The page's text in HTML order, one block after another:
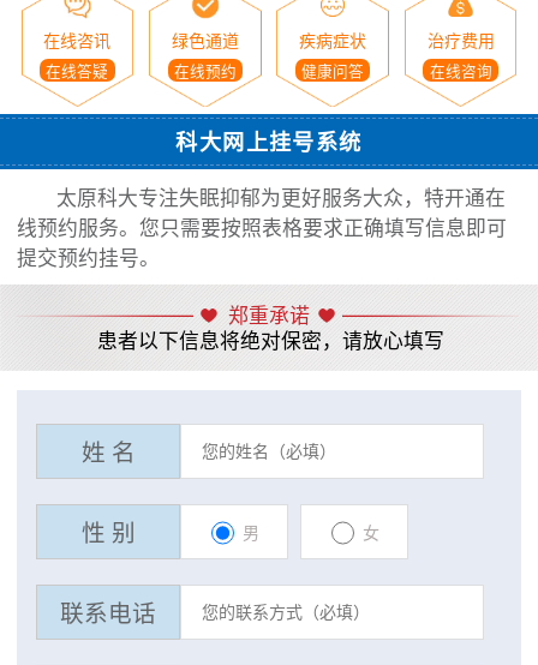
在线咨讯
在线答疑
绿色通道
在线预约
疾病症状
健康问答
治疗费用
在线咨询
科大网上挂号系统
太原科大专注失眠抑郁为更好服务大众，特开通在
线预约服务。您只需要按照表格要求正确填写信息即可
提交预约挂号。
郑重承诺
患者以下信息将绝对保密，请放心填写
姓 名
性 别 男 女
联系电话